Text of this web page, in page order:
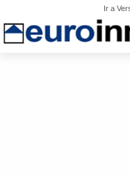
Ir a